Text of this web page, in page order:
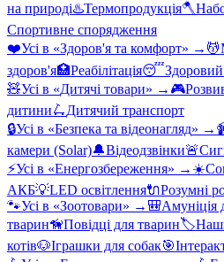
на природі♨️Термопродукція🪓
Спортивне спорядження
❤️Усі в «Здоров'я та комфорт» → 💆
здоров'я🏥Реабілітація😴
🧸Усі в «Дитячі товари» → 🎮
дитини🛴Дитячий транспорт
🔒Усі в «Безпека та відеонагляд» →
камери (Solar)🔔Відеодзвінки🚨
⚡Усі в «Енергозбереження» → ☀️
АКБ💡LED освітлення🔌Розумні
🐾Усі в «Зоотовари» → 🎒Амуніція
тварин🦮Повідці для тварин🏷️
котів🐶Іграшки для собак🎯